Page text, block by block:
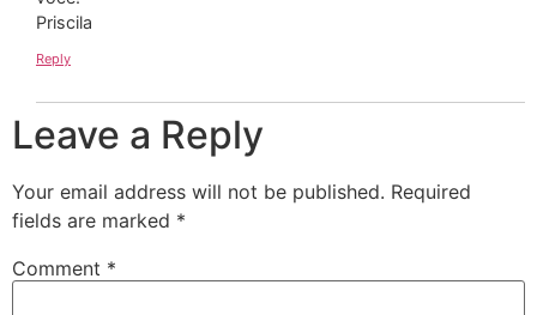
Priscila
Reply
Leave a Reply
Your email address will not be published. Required
fields are marked *
Comment *